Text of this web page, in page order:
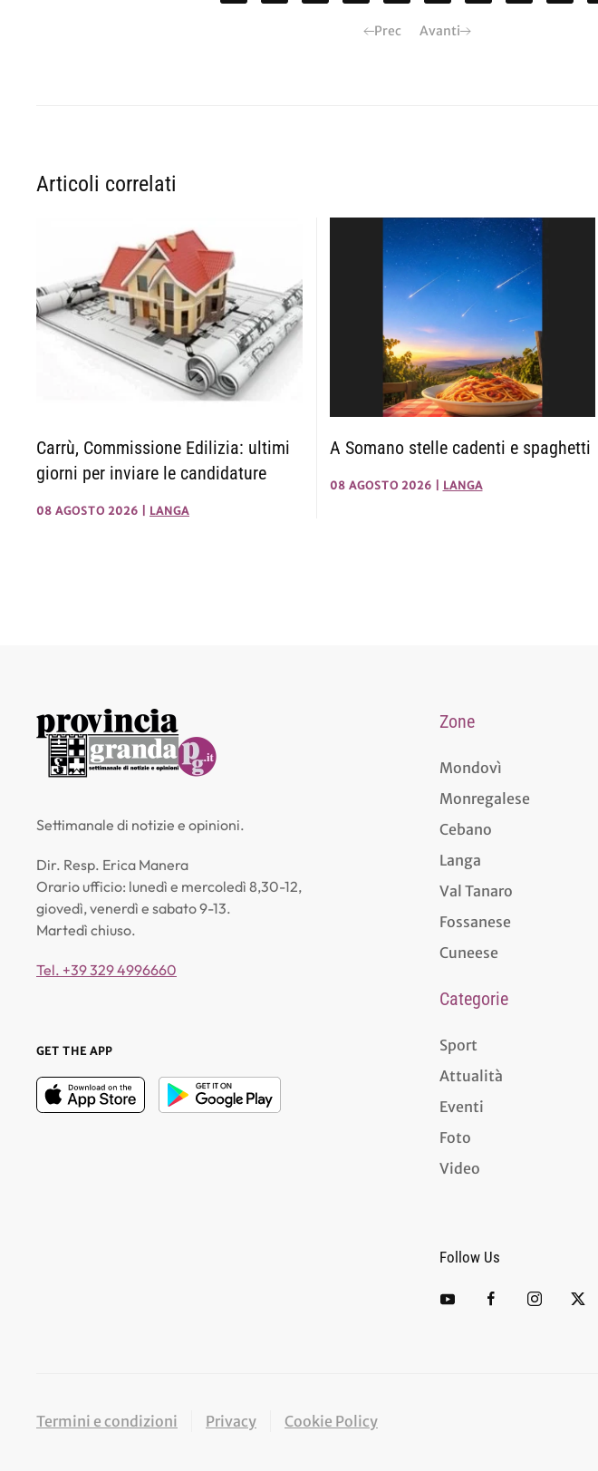
Prec Avanti
Articoli correlati
Carrù, Commissione Edilizia: ultimi
giorni per inviare le candidature
08 AGOSTO 2026 LANGA
A Somano stelle cadenti e spaghetti
08 AGOSTO 2026 LANGA
Settimanale di notizie e opinioni.
Dir. Resp. Erica Manera
Orario ufficio: lunedì e mercoledì 8,30-12,
giovedì, venerdì e sabato 9-13.
Martedì chiuso.
Tel. +39 329 4996660
GET THE APP
Zone
Mondovì
Monregalese
Cebano
Langa
Val Tanaro
Fossanese
Cuneese
Categorie
Sport
Attualità
Eventi
Foto
Video
Follow Us
Termini e condizioni Privacy Cookie Policy